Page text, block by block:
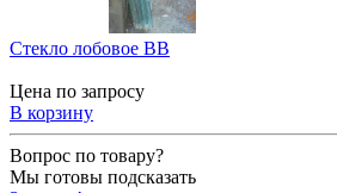
Стекло лобовое BB
Цена по запросу
В корзину
Вопрос по товару?
Мы готовы подсказать